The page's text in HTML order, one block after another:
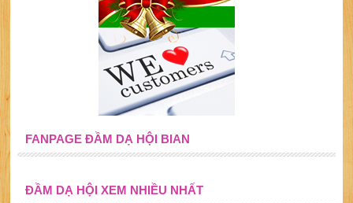
FANPAGE ĐẦM DẠ HỘI BIAN
ĐẦM DẠ HỘI XEM NHIỀU NHẤT